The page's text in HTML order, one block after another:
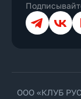
Телеграм
ООО «КЛУБ